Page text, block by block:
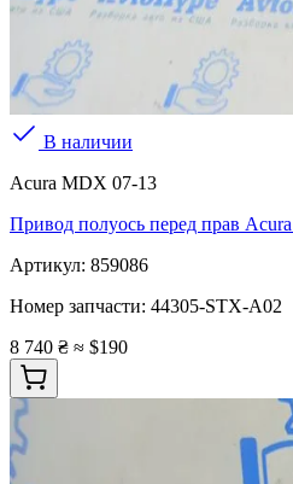
В наличии
Acura MDX 07-13
Привод полуось перед прав
Артикул: 859086
Номер запчасти: 44305-STX-A02
8 740 ₴ ≈ $190